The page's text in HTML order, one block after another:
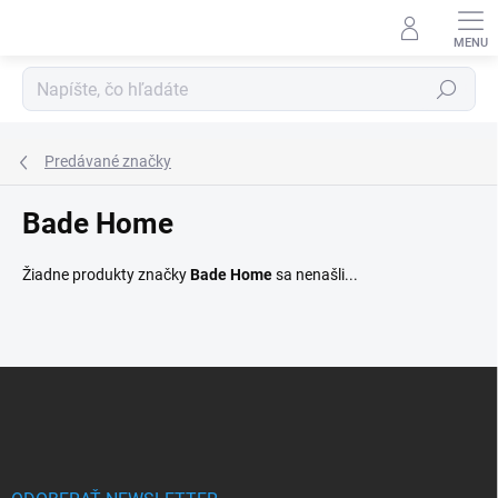
Hľadať
Predávané značky
Bade Home
Žiadne produkty značkyBade Homesa nenašli...